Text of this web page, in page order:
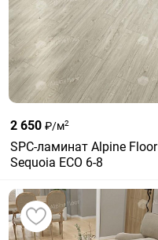
2 650 ₽/м2
SPC-ламинат Alpine Floor
Sequoia ЕСО 6-8